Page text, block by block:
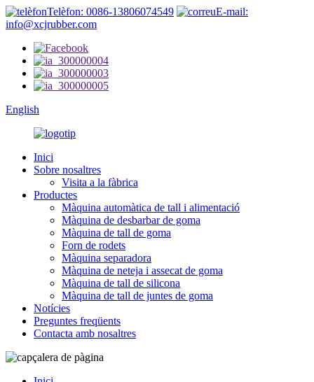
Telèfon: 0086-13806074549
E-mail:
info@xcjrubber.com
English
Inici
Sobre nosaltres
Visita a la fàbrica
Productes
Màquina automàtica de tall i alimentació
Màquina de desbarbar de goma
Màquina de tall de goma
Forn de rodets
Màquina separadora
Màquina de neteja i assecat de goma
Màquina de tall de silicona
Màquina de tall de juntes de goma
Notícies
Preguntes freqüents
Contacta amb nosaltres